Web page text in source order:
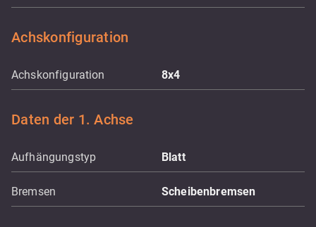
Achskonfiguration
Achskonfiguration 8x4
Daten der 1. Achse
Aufhängungstyp Blatt
Bremsen Scheibenbremsen